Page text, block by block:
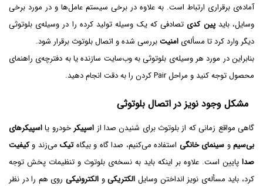
آماده‌ی برقراری ارتباط است. به علاوه در برخی سیستم عامل‌ها و در مورد برخی
وسایل، بایدپین کدی تصادفی که یک وسیله تولید کرده را در وسیله‌ی بلوتوثی
دیگر وارد کرد تا مسأله‌ی امنیتبررسی شده و اتصال بلوتوث برقرار شود.
بنابراین در مورد هر وسیله‌ی بلوتوثی به وب‌سایت سازنده یا به دفترچه‌ی راهنمای
محصول توجه کنید و مراحل Pair‌ کردن را به دقت انجام دهید.
مشکل وجود نویز در اتصال بلوتوثی
گاهی مواقع زمانی که از بلوتوث برای شنیدن صدا از اسپیکر خودرو یااسپیکرهای
بی‌سیمو سینمای خانگی استفاده می‌کنیم، صدا گاه و بیگاهتیکمی‌زند وکیفیت
صدا پایین است. علاوه بر اینکه باید به نسخه‌ی بلوتوث و تنظیمات پخش توجه
کرد، باید مسأله‌ی نویز انداختن وسایل الکتریکیو الکترونیکیروی هم را در نظر